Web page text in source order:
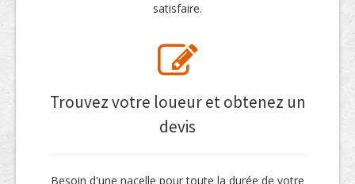
satisfaire.
Trouvez votre loueur et obtenez un
devis
Besoin d'une nacelle pour toute la durée de votre